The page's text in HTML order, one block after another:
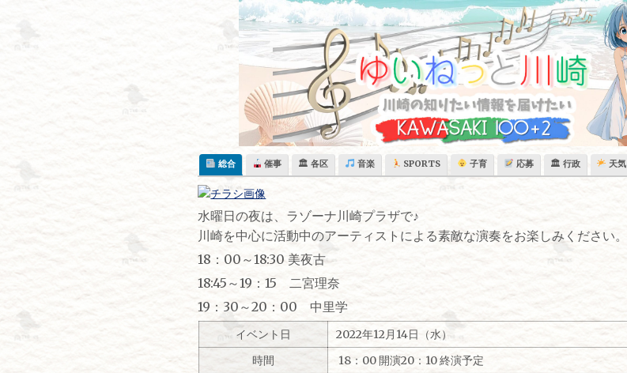
content
総合 催事 🏛 各区 音楽 SPORTS 子育 応募 🏛 行政 天気
水曜日の夜は、ラゾーナ川崎プラザで♪
川崎を中心に活動中のアーティストによる素敵な演奏をお楽しみください。
18：00～18:30 美夜古
18:45～19：15 二宮理奈
19：30～20：00 中里学
イベント日
2022年12月14日（水）
時間
18：00 開演20：10 終演予定